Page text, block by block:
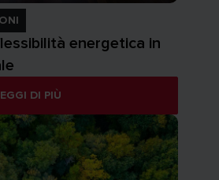
energetica in
DI PIÙ